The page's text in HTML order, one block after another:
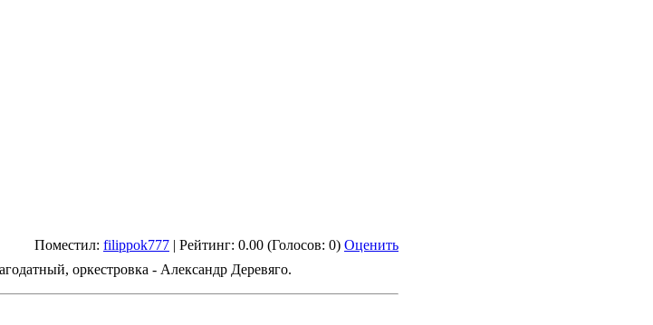
Поместил: filippok777 | Рейтинг: 0.00 (Голосов: 0) Оценить
оркестровка - Александр Деревяго.